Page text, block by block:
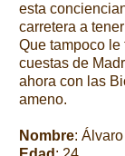
esta
carretera a
Que tampoco
cuestas de
ahora con las
ameno.
Nombre: